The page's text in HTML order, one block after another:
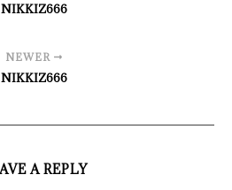
NIKKIZ666
NEWER
NIKKIZ666
A REPLY